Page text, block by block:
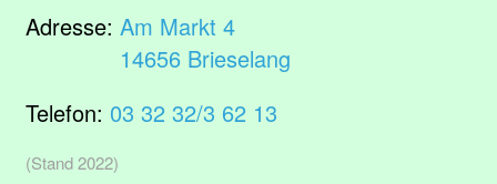
Adresse: Am Markt 4
14656 Brieselang
Telefon: 03 32 32/3 62 13
(Stand 2022)